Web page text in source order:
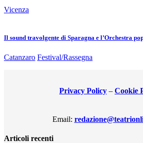
Vicenza
Il sound travolgente di Sparagna e l’Orchestra
Catanzaro Festival/Rassegna
Privacy Policy – Cookie
Email:
Articoli recenti